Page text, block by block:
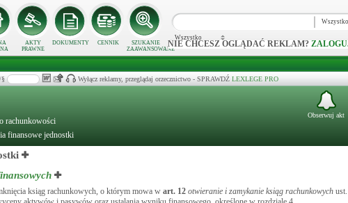
AKTY
PRAWNE
DOKUMENTY CENNIK
SZUKANIE
ZAAWANSOWANE
Wszystko
Wszystko
NIE CHCESZ OGLĄDAĆ REKLAM?
§ Wyłącz reklamy, przeglądaj orzecznictwo - SPRAWDŹ LEXLEGE PRO
rachunkowości
finansowe jednostki
Obserwuj akt
ksiąg rachunkowych, o którym mowa w art. 12 otwieranie i zamykanie ksiąg rachunkowych